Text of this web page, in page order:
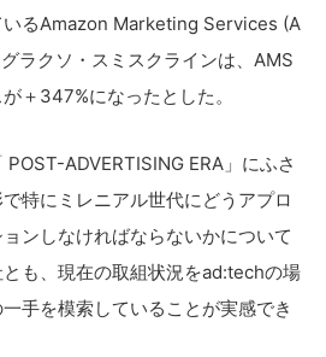
るAmazon Marketing Services (A
ラクソ・スミスクラインは、 AMS
＋ 347%になったとした。
POST-ADVERTISING ERA 」にふさ
特にミレニアル世代にどうアプロ
ンしなければならないかについて
も、現在の取組状況をad:techの場
手を模索していることが実感でき